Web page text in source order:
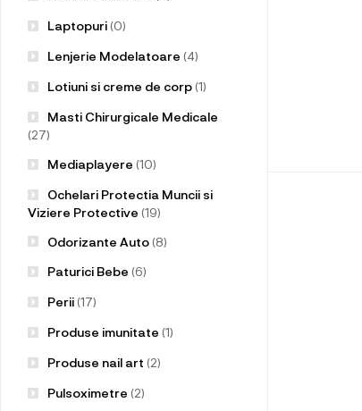
Laptopuri(0)
Lenjerie Modelatoare (4)
Lotiuni si creme de corp(1)
Masti Chirurgicale Medicale
(27)
Mediaplayere (10)
Ochelari Protectia Muncii si
Viziere Protective (19)
Odorizante Auto(8)
Paturici Bebe (6)
Perii(17)
Produse imunitate (1)
Produse nail art (2)
Pulsoximetre (2)